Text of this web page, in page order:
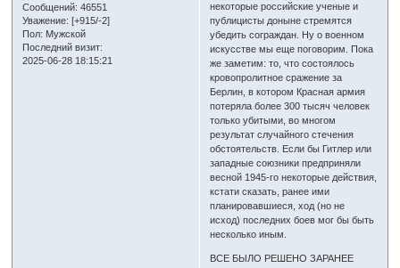
Сообщений: 46551
Уважение: [+915/-2]
Пол: Мужской
Последний визит:
2025-06-28 18:15:21
некоторые российские ученые и
публицисты доныне стремятся
убедить сограждан. Ну о военном
искусстве мы еще поговорим. Пока
же заметим: то, что состоялось
кровопролитное сражение за
Берлин, в котором Красная армия
потеряла более 300 тысяч человек
только убитыми, во многом
результат случайного стечения
обстоятельств. Если бы Гитлер или
западные союзники предприняли
весной 1945-го некоторые действия,
кстати сказать, ранее ими
планировавшиеся, ход (но не
исход) последних боев мог бы быть
несколько иным.
ВСЕ БЫЛО РЕШЕНО ЗАРАНЕЕ